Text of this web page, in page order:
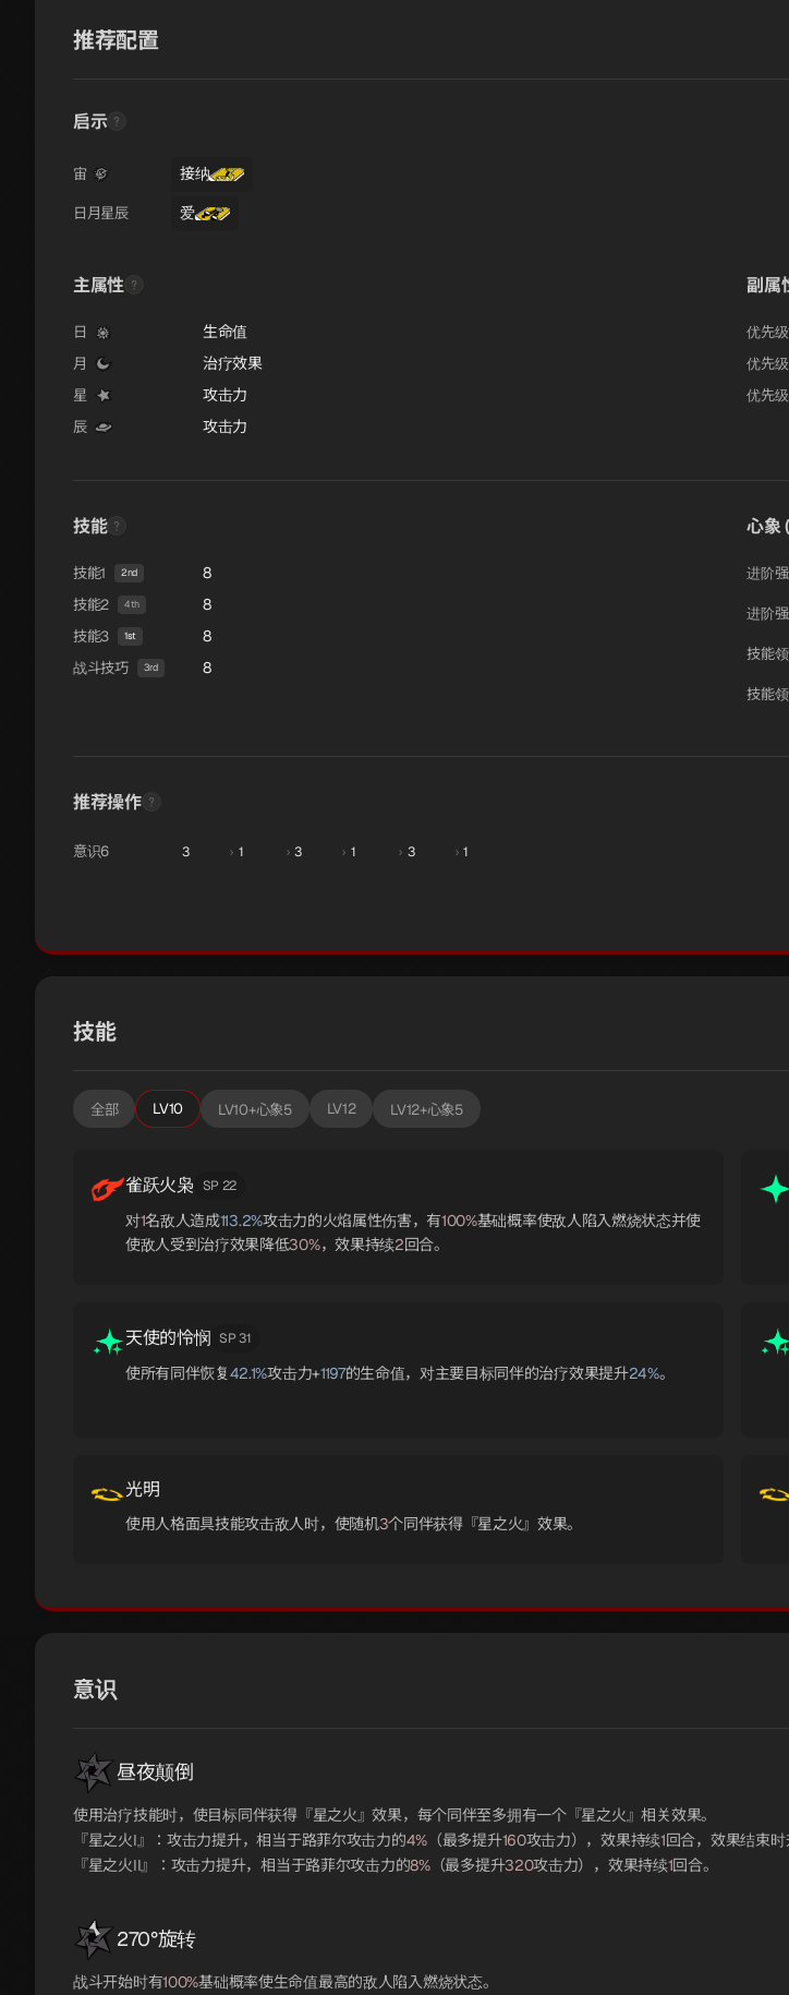
推荐配置
启示
宙 接纳
日月星辰 爱
主属性
日 生命值
月 治疗效果
星 攻击力
辰 攻击力
副属
优先级
优先
优先
技能
技能1 2nd 8
技能2 4th 8
技能3 1st 8
战斗技巧 3rd 8
心象
进阶
进阶
技能
技能
推荐操作
意识6 3 › 1 › 3 › 1 › 3 › 1
技能
全部 LV10 LV10+心象5 LV12 LV12+心象5
雀跃火枭 SP 22
对1名敌人造成113.2%攻击力的火焰属性伤害，有100%基础概率使敌人陷入燃烧状态并使
使敌人受到治疗效果降低30%，效果持续2回合。
天使的怜悯 SP 31
使所有同伴恢复42.1%攻击力+1197的生命值，对主要目标同伴的治疗效果提升24%。
光明
使用人格面具技能攻击敌人时，使随机3个同伴获得『星之火』效果。
意识
昼夜颠倒
使用治疗技能时，使目标同伴获得『星之火』效果，每个同伴至多拥有一个『星之火』相关效果。
『星之火I』：攻击力提升，相当于路菲尔攻击力的4%（最多提升160攻击力），效果持续1回合，效果结束时
『星之火II』：攻击力提升，相当于路菲尔攻击力的8%（最多提升320攻击力），效果持续1回合。
270°旋转
战斗开始时有100%基础概率使生命值最高的敌人陷入燃烧状态。